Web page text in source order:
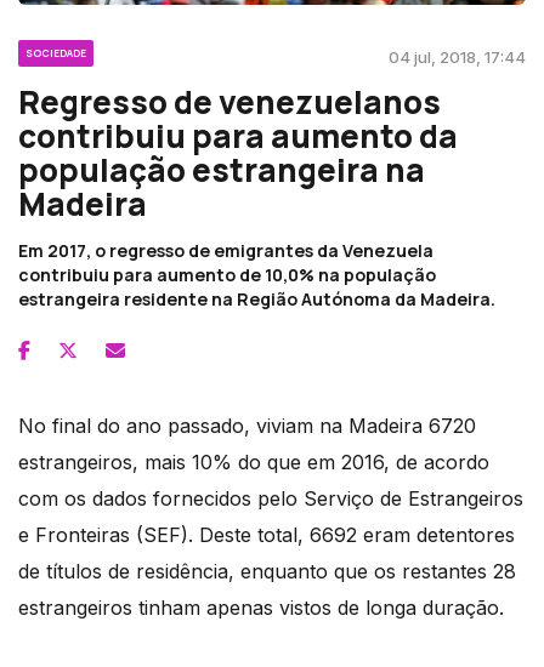
SOCIEDADE 04 jul, 2018, 17:44
Regresso de venezuelanos
contribuiu para aumento da
população estrangeira na
Madeira
Em 2017, o regresso de emigrantes da Venezuela
contribuiu para aumento de 10,0% na população
estrangeira residente na Região Autónoma da Madeira.
No final do ano passado, viviam na Madeira 6720
estrangeiros, mais 10% do que em 2016, de acordo
com os dados fornecidos pelo Serviço de Estrangeiros
e Fronteiras (SEF). Deste total, 6692 eram detentores
de títulos de residência, enquanto que os restantes 28
estrangeiros tinham apenas vistos de longa duração.